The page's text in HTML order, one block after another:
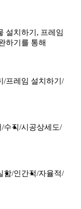
설치하기, 프레임
하기를 통해
프레임 설치하기
수직 시공상세도
함 인간적 자율적